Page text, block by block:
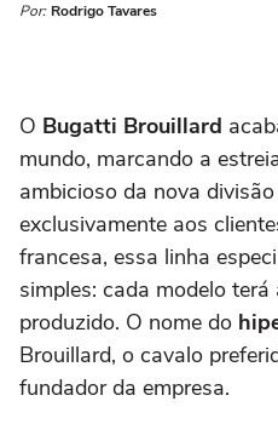
Por: Rodrigo Tavares
O Bugatti Brouillard
mundo, marcando a
ambicioso da nova divisão
exclusivamente aos
francesa, essa linha
simples: cada modelo
produzido. O nome do
Brouillard, o cavalo
fundador da empresa.